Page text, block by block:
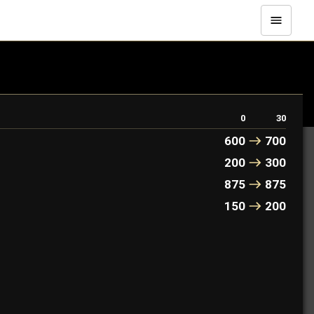
donne à Qorvex une grande capacité de survie
0 30
600
700
200
300
875
875
150 200